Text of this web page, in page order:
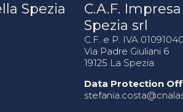
Spezia
C.A.F.
Spezia srl
C.F. e P. IVA
Via Padre Giuliani 6
19125 La Spezia
Data Protection